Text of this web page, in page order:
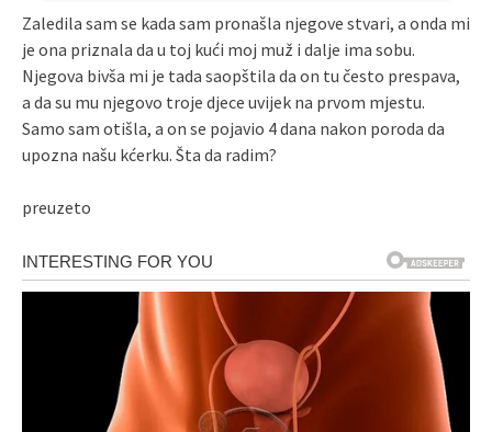
Zaledila sam se kada sam pronašla njegove stvari, a onda mi
je ona priznala da u toj kući moj muž i dalje ima sobu.
Njegova bivša mi je tada saopštila da on tu često prespava,
a da su mu njegovo troje djece uvijek na prvom mjestu.
Samo sam otišla, a on se pojavio 4 dana nakon poroda da
upozna našu kćerku. Šta da radim?
preuzeto